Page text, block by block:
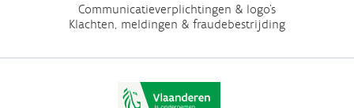
Communicatieverplichtingen & logo's
Klachten, meldingen & fraudebestrijding